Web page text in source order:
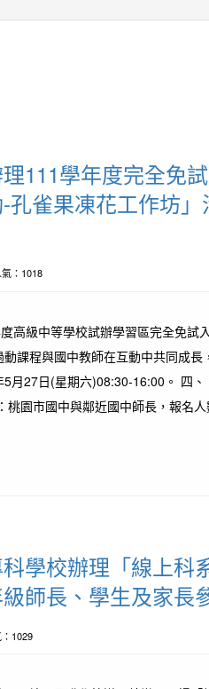
111學年度完全免
-孔雀果凍花工作坊
：1018
高級中等學校試辦學習區完全免試
課程與國中教師在互動中共同成
月27日(星期六)08:30-16:00。 四
桃園市國中與鄰近國中師長，報名
學校辦理「線上科
師長、學生及家長
1029